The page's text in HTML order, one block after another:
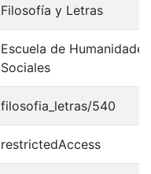
Filosofía y Letras
Escuela de
Sociales
filosofia_letras/540
restrictedAccess